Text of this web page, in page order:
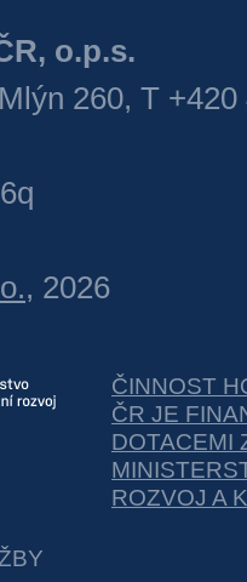
o.p.s.
260, T +420
, 2026
ČINNOST
ČR JE
DOTACEMI
ROZVOJ A